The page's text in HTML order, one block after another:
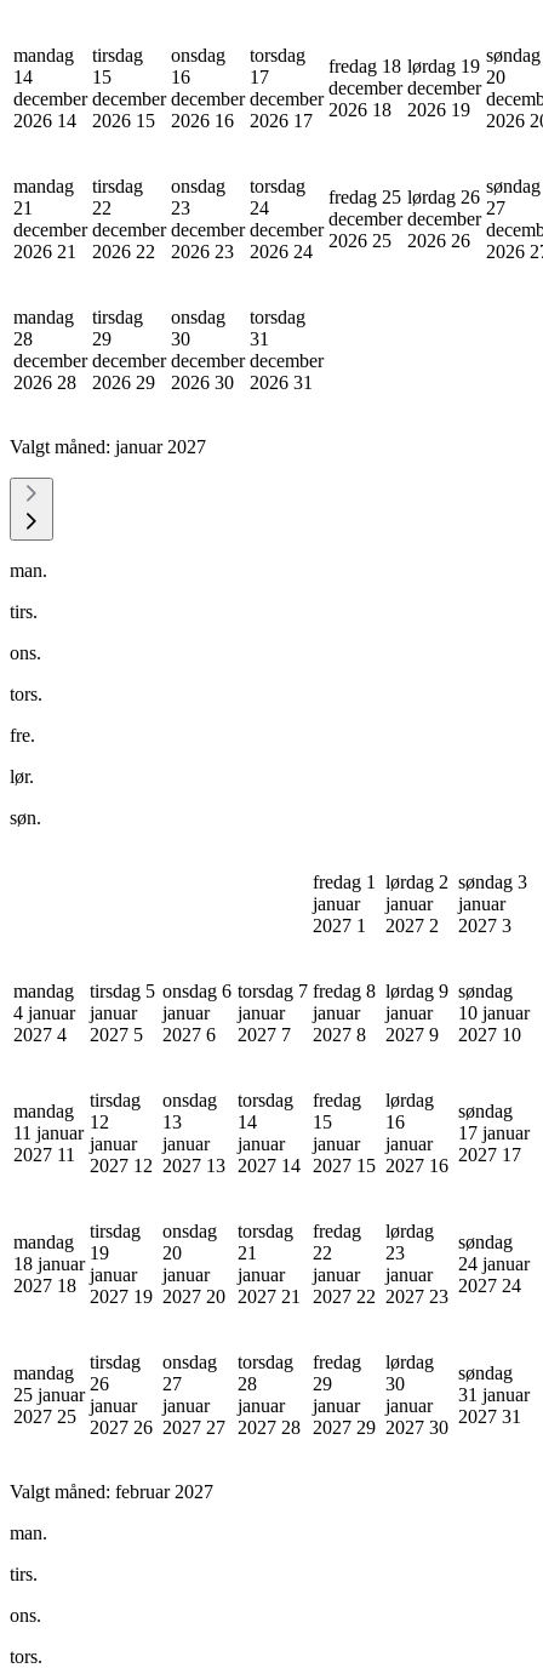
mandag
14
december
2026 14
tirsdag
15
december
2026 15
onsdag
16
december
2026 16
torsdag
17
december
2026 17
fredag 18
december
2026 18
lørdag 19
december
2026 19
søndag
20
2026
mandag
21
december
2026 21
tirsdag
22
december
2026 22
onsdag
23
december
2026 23
torsdag
24
december
2026 24
fredag 25
december
2026 25
lørdag 26
december
2026 26
søndag
27
2026
mandag
28
december
2026 28
tirsdag
29
december
2026 29
onsdag
30
december
2026 30
torsdag
31
december
2026 31
Valgt måned: januar 2027
man.
tirs.
ons.
tors.
fre.
lør.
søn.
fredag 1
januar
2027 1
lørdag 2
januar
2027 2
søndag 3
januar
2027 3
mandag
4 januar
2027 4
tirsdag 5
januar
2027 5
onsdag 6
januar
2027 6
torsdag 7
januar
2027 7
fredag 8
januar
2027 8
lørdag 9
januar
2027 9
søndag
10 januar
2027 10
mandag
11 januar
2027 11
tirsdag
12
januar
2027 12
onsdag
13
januar
2027 13
torsdag
14
januar
2027 14
fredag
15
januar
2027 15
lørdag
16
januar
2027 16
søndag
17 januar
2027 17
mandag
18 januar
2027 18
tirsdag
19
januar
2027 19
onsdag
20
januar
2027 20
torsdag
21
januar
2027 21
fredag
22
januar
2027 22
lørdag
23
januar
2027 23
søndag
24 januar
2027 24
mandag
25 januar
2027 25
tirsdag
26
januar
2027 26
onsdag
27
januar
2027 27
torsdag
28
januar
2027 28
fredag
29
januar
2027 29
lørdag
30
januar
2027 30
søndag
31 januar
2027 31
Valgt måned: februar 2027
man.
tirs.
ons.
tors.